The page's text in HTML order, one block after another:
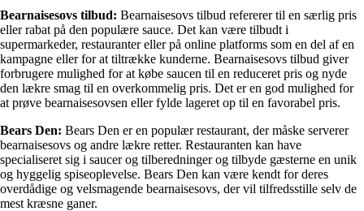
Bearnaisesovs tilbud: Bearnaisesovs tilbud refererer til en særlig pris
eller rabat på den populære sauce. Det kan være tilbudt i
supermarkeder, restauranter eller på online platforms som en del af en
kampagne eller for at tiltrække kunderne. Bearnaisesovs tilbud giver
forbrugere mulighed for at købe saucen til en reduceret pris og nyde
den lækre smag til en overkommelig pris. Det er en god mulighed for
at prøve bearnaisesovsen eller fylde lageret op til en favorabel pris.
Bears Den: Bears Den er en populær restaurant, der måske serverer
bearnaisesovs og andre lækre retter. Restauranten kan have
specialiseret sig i saucer og tilberedninger og tilbyde gæsterne en unik
og hyggelig spiseoplevelse. Bears Den kan være kendt for deres
overdådige og velsmagende bearnaisesovs, der vil tilfredsstille selv de
mest kræsne ganer.